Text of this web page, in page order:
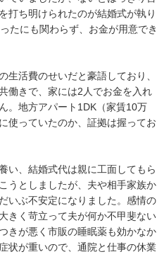
打ち明けられたのが結婚式が執り
たにも関わらず、お金が用意でき
活費のせいだと豪語しており、
働きで、家には2人でお金を入れ
。地方アパート1DK（家賃10万
使っていたのか、証拠は握ってお
い、結婚式代は親に工面してもら
うとしましたが、夫や相手家族か
いぶ不安定になりました。感情の
きく苛立って夫が何か不甲斐ない
きが悪く市販の睡眠薬も効かなか
状が重いので、通院と仕事の休業